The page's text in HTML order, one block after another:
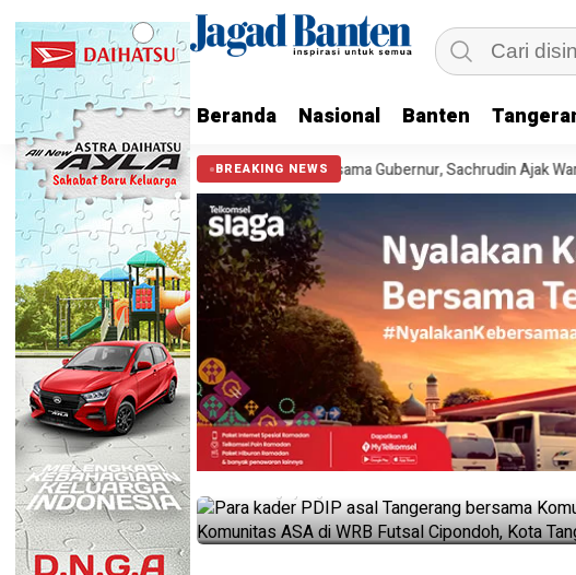
Beranda Nasional Banten
BREAKING NEWS
Anak Cek Kesehatan Gratis Bersama Gubernur, Sachrudin Ajak Warga
HEADLINE
Ultah ke-4 Komunitas ASA Meriah,
Dukungan Politik